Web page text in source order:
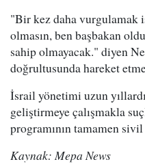
"Bir kez daha vurgulamak
olmasın, ben başbakan
sahip olmayacak." diyen
doğrultusunda hareket
İsrail yönetimi uzun
geliştirmeye çalışmakla
programının tamamen
Kaynak: Mepa News